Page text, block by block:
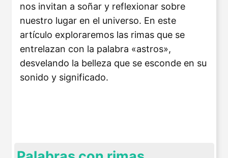
nos invitan a soñar y reflexionar sobre
nuestro lugar en el universo. En este
artículo exploraremos las rimas que se
entrelazan con la palabra «astros»,
desvelando la belleza que se esconde en su
sonido y significado.